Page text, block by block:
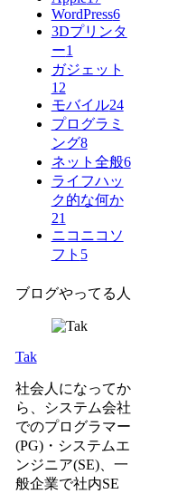
WordPress6
3Dプリンタ
ー1
ガジェット
12
モバイル24
プログラミ
ング8
ネット全般6
ライフハッ
ク的な何か
21
ニコニコソ
フト 5
ブログやってる人
Tak
社会人になってか
ら、システム会社
でのプログラマー
(PG)・システムエ
ンジニア(SE)、一
般企業で社内SE